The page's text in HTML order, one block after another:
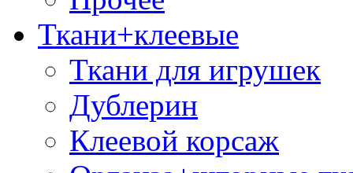
Ткани+клеевые
Ткани для игрушек
Дублерин
Клеевой корсаж